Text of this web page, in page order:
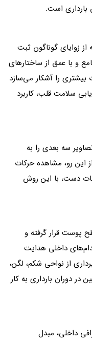
است.
زوایای گوناگون ثبت
و با عمق از ساختارهای
بیشتری را آشکار می‌سازد
سلامت قلب، کاربرد
سه‌ بعدی را به
رو، مشاهده حرکات
دست، با این روش
پوست قرار گرفته و
داخلی هدایت
از نواحی شکم، لگن،
در دوران بارداری به کار
داخلی، مبدل